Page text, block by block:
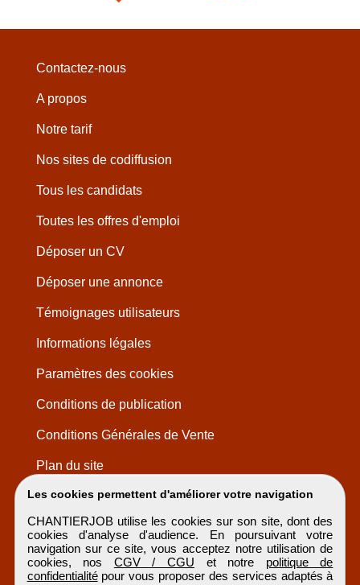
Les cookies permettent d'améliorer votre navigation
CHANTIERJOB utilise les cookies sur son site, dont des
cookies d'analyse d'audience. En poursuivant votre
navigation sur ce site, vous acceptez notre utilisation de
cookies, nos CGV / CGU et notre politique de
confidentialitépour vous proposer des services adaptés à
Contactez-nous
A propos
Notre tarif
Nos sites de codiffusion
Tous les candidats
Toutes les offres d'emploi
Déposer un CV
Déposer une annonce
Témoignages utilisateurs
Informations légales
Paramètres des cookies
Conditions de publication
Conditions Générales de Vente
Plan du site